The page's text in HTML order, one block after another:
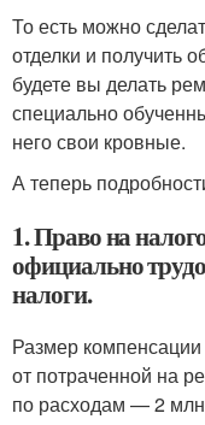
То есть можно
отделки и получить
будете вы делать
специально
него свои кровные.
А теперь
1. Право на
официально
налоги.
Размер
от потраченной на
по расходам — 2